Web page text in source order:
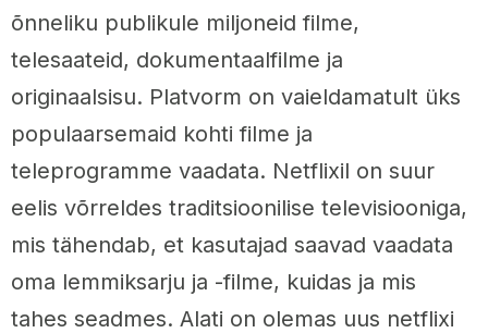
õnneliku publikule miljoneid filme,
telesaateid, dokumentaalfilme ja
originaalsisu. Platvorm on vaieldamatult üks
populaarsemaid kohti filme ja
teleprogramme vaadata. Netflixil on suur
eelis võrreldes traditsioonilise televisiooniga,
mis tähendab, et kasutajad saavad vaadata
oma lemmiksarju ja -filme, kuidas ja mis
tahes seadmes. Alati on olemas uus netflixi